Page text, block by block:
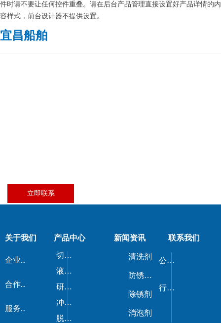
宜昌船舶
立即联系
件时请不要让任何控件重叠。请在后台产品管理直接设置好产品详情的内
容样式，前台设计器不提供设置。
关于我们
企业荣誉
合作伙伴
服务流程
产品中心
切削液/磨削液
液压油/导轨油
研磨剂
冲压油
脱模剂
清洗剂
防锈剂/防锈油
除锈剂
消泡剂
新闻资讯
公司新闻
行业动态
联系我们